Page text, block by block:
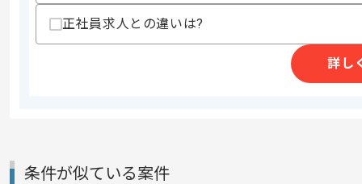
・JCLを用いた開発経験
歓迎スキル
・生保業務システムの開発経験
商談回数
正社員求人との違いは?
詳し
条件が似ている案件